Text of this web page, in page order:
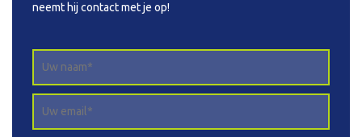
neemt hij contact met je op!